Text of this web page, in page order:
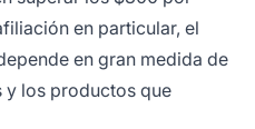
en particular, el
en gran medida de
y los productos que